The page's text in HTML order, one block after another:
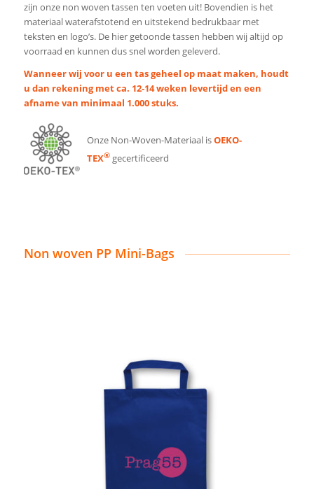
zijn onze non woven tassen ten voeten uit! Bovendien is het
materiaal waterafstotend en uitstekend bedrukbaar met
teksten en logo’s. De hier getoonde tassen hebben wij altijd op
voorraad en kunnen dus snel worden geleverd.
Wanneer wij voor u een tas geheel op maat maken, houdt
u dan rekening met ca. 12-14 weken levertijd en een
afname van minimaal 1.000 stuks.
Onze Non-Woven-Materiaal isOEKO-
TEX® gecertificeerd
Non woven PP Mini-Bags